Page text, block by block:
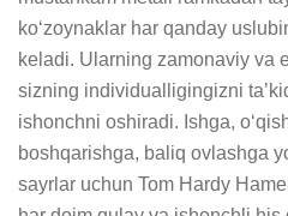
ko‘zoynaklar har qanday
keladi. Ularning zamonaviy va
sizning individualligingizni
ishonchni oshiradi. Ishga,
boshqarishga, baliq ovlashga
sayrlar uchun Tom Hardy